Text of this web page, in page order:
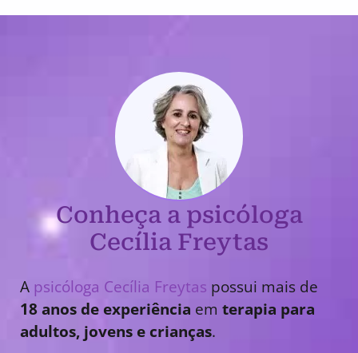
Conheça a psicóloga
Cecília Freytas
A psicóloga Cecília Freytas possui mais de
18 anos de experiência em terapia para
adultos, jovens e crianças.